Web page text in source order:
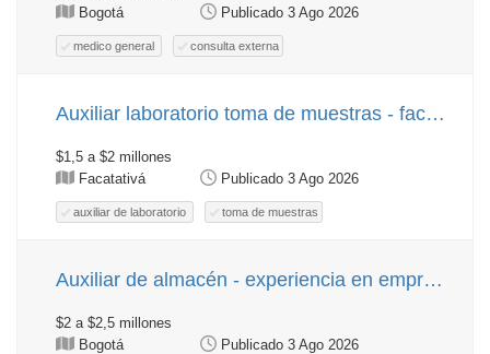
Bogotá
Publicado 3 Ago 2026
medico general consulta externa
Auxiliar laboratorio toma de muestras - facatativá
$1,5 a $2 millones
Facatativá
Publicado 3 Ago 2026
auxiliar de laboratorio toma de muestras
Auxiliar de almacén - experiencia en empresas de alimentos
$2 a $2,5 millones
Bogotá
Publicado 3 Ago 2026